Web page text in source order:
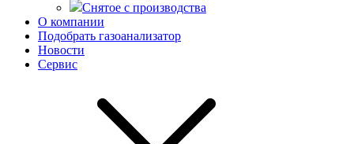
Снятое с производства
О компании
Подобрать газоанализатор
Новости
Сервис